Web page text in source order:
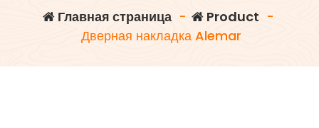
Главная страница - Product -
Дверная накладка Alemar